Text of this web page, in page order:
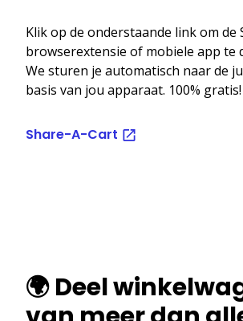
Klik op de onderstaande link om de
browserextensie of mobiele app te
We sturen je automatisch naar de
basis van jou apparaat. 100% gratis!
Share-A-Cart
🌍 Deel